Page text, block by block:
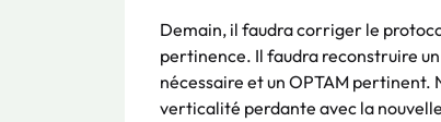
Demain, il faudra corriger le
pertinence. Il faudra reconstruire
nécessaire et un OPTAM pertinent.
verticalité perdante avec la